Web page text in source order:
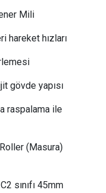
Mili
hareket hızları
gövde yapısı
raspalama ile
(Masura)
sınıfı 45mm